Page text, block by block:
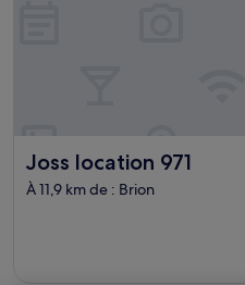
Joss location 971
Joss location 971
À 11,9 km de : Brion